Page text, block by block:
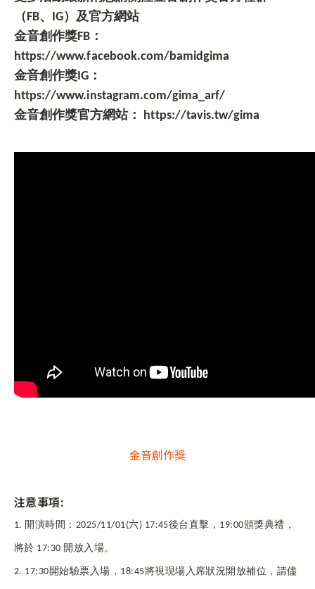
（FB、IG）及官方網站
金音創作獎FB：
https://www.facebook.com/bamidgima
金音創作獎IG：
https://www.instagram.com/gima_arf/
金音創作獎官方網站： https://tavis.tw/gima
金音創作獎
注意事項:
1. 開演時間：2025/11/01(六) 17:45後台直擊，19:00頒獎典禮，
將於 17:30 開放入場。
2. 17:30 開始驗票入場，18:45將視現場入席狀況開放補位，請儘